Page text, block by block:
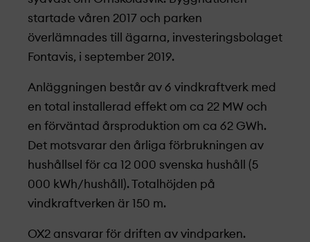
startade våren 2017 och parken
överlämnades till ägarna, investeringsbolaget
Fontavis, i september 2019.
Anläggningen består av 6 vindkraftverk med
en total installerad effekt om ca 22 MW och
en förväntad årsproduktion om ca 62 GWh.
Det motsvarar den årliga förbrukningen av
hushållsel för ca 12 000 svenska hushåll (5
000 kWh/hushåll). Totalhöjden på
vindkraftverken är 150 m.
OX2 ansvarar för driften av vindparken.